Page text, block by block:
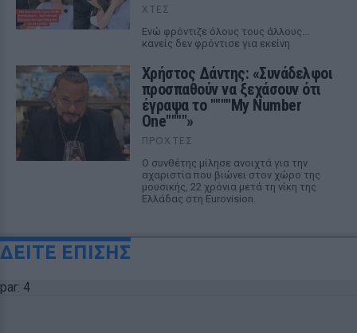
ΧΤΕΣ
Ενώ φρόντιζε όλους τους άλλους...
κανείς δεν φρόντισε για εκείνη
Χρήστος Δάντης: «Συνάδελφοι
προσπαθούν να ξεχάσουν ότι
έγραψα το """"My Number
One""""»
ΠΡΟΧΤΈΣ
Ο συνθέτης μίλησε ανοιχτά για την
αχαριστία που βιώνει στον χώρο της
μουσικής, 22 χρόνια μετά τη νίκη της
Ελλάδας στη Eurovision.
ΔΕΙΤΕ ΕΠΙΣΗΣ
par: 4